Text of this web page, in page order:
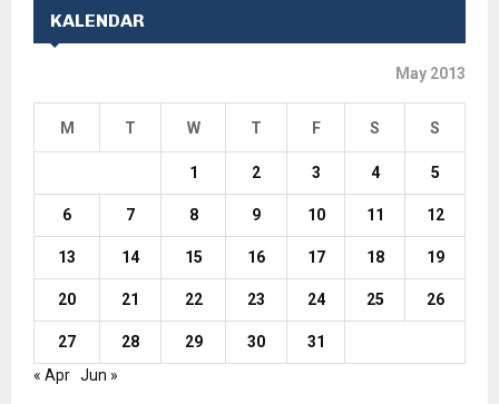
KALENDAR
May 2013
M T W T F S S
1 2 3 4 5
6 7 8 9 10 11 12
13 14 15 16 17 18 19
20 21 22 23 24 25 26
27 28 29 30
31
« Apr Jun »